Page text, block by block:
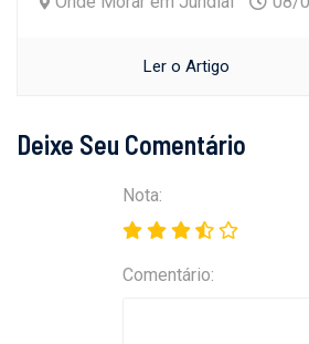
Ler o Artigo
Deixe Seu Comentário
Nota:
Comentário: